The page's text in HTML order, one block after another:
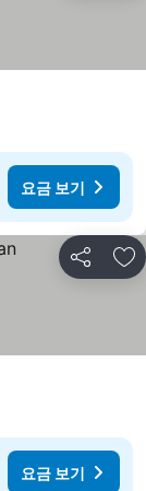
요금 보기
공유 즐
요금 보기